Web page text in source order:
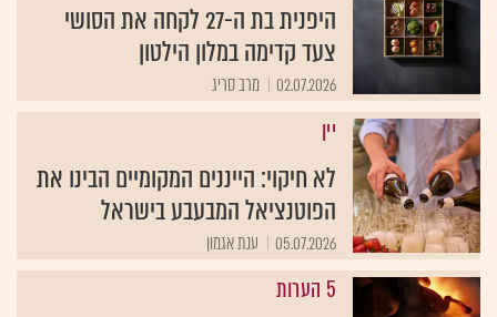
היפנית בת ה-27 לקחה את הסושי
צעד קדימה במלון הילטון
02.07.2026 מרב סריג
יין
לא חיקוי: הייננים המקומיים הבינו את
הפוטנציאל המבעבע בישראל
05.07.2026 ענת אגמון
5 הערות